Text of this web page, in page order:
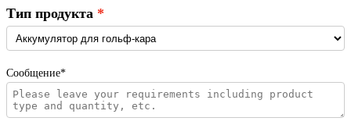
Тип продукта
Сообщение*